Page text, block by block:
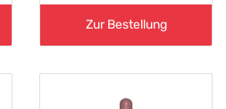
Zur Bestellung